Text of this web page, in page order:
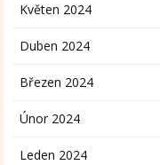
Květen 2024
Duben 2024
Březen 2024
Únor 2024
Leden 2024